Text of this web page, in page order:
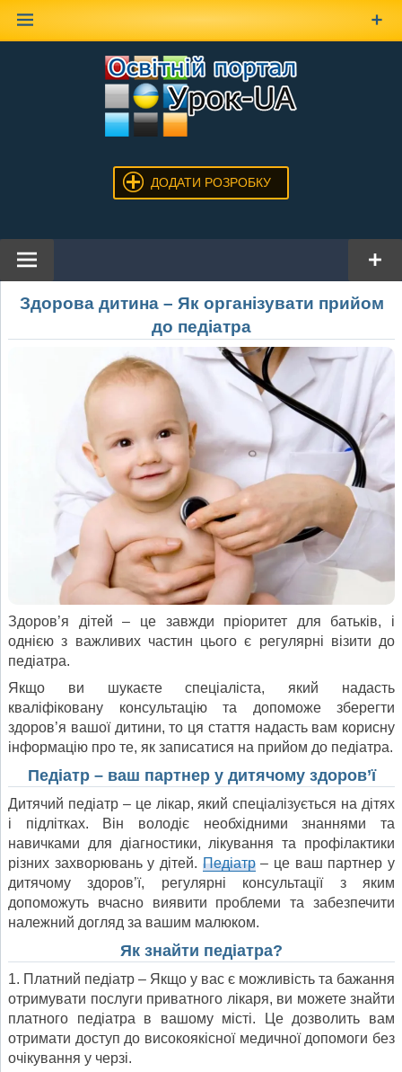
ДОДАТИ РОЗРОБКУ
Здорова дитина – Як організувати прийом
до педіатра
Здоров’я дітей – це завжди пріоритет для батьків, і
однією з важливих частин цього є регулярні візити до
педіатра.
Якщо ви шукаєте спеціаліста, який надасть
кваліфіковану консультацію та допоможе зберегти
здоров’я вашої дитини, то ця стаття надасть вам корисну
інформацію про те, як записатися на прийом до педіатра.
Педіатр – ваш партнер у дитячому здоров’ї
Дитячий педіатр – це лікар, який спеціалізується на дітях
і підлітках. Він володіє необхідними знаннями та
навичками для діагностики, лікування та профілактики
різних захворювань у дітей. Педіатр– це ваш партнер у
дитячому здоров’ї, регулярні консультації з яким
допоможуть вчасно виявити проблеми та забезпечити
належний догляд за вашим малюком.
Як знайти педіатра?
1. Платний педіатр – Якщо у вас є можливість та бажання
отримувати послуги приватного лікаря, ви можете знайти
платного педіатра в вашому місті. Це дозволить вам
отримати доступ до високоякісної медичної допомоги без
очікування у черзі.